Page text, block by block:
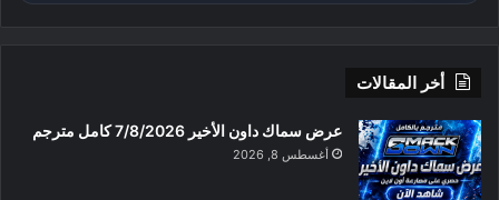
أخر المقالات
عرض سماك داون الأخير 7/8/2026 كامل مترجم
أغسطس 8, 2026